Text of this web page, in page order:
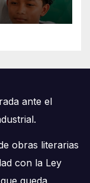
ante el
obras literarias
con la Ley
queda